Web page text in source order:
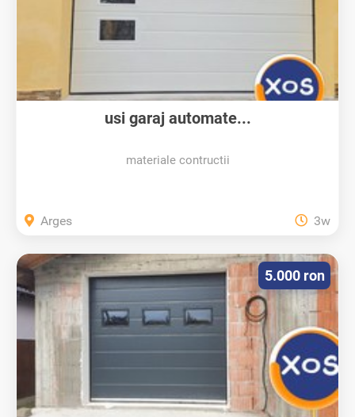
usi garaj automate...
materiale contructii
Arges 3w
5.000 ron